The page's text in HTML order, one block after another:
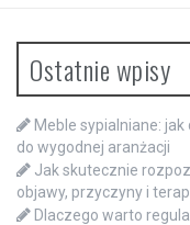
Ostatnie wpisy
Meble sypialniane:
do wygodnej aranżacji
Jak skutecznie
objawy, przyczyny i
Dlaczego warto